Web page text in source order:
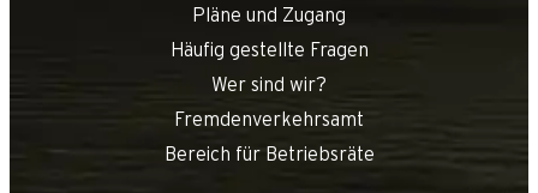
Pläne und Zugang
Häufig gestellte Fragen
Wer sind wir?
Fremdenverkehrsamt
Bereich für Betriebsräte